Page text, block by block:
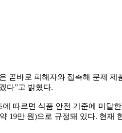
곧바로 피해자와 접촉해 문제 제
다”고 밝혔다.
에 따르면 식품 안전 기준에 미달
19만 원)으로 규정돼 있다. 현